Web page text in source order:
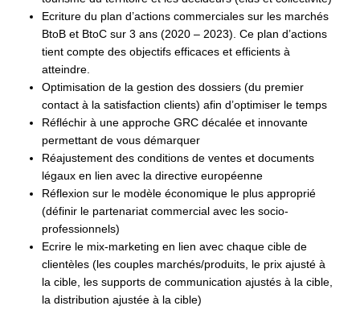
Ecriture du plan d’actions commerciales sur les marchés
BtoB et BtoC sur 3 ans (2020 – 2023). Ce plan d’actions
tient compte des objectifs efficaces et efficients à
atteindre.
Optimisation de la gestion des dossiers (du premier
contact à la satisfaction clients) afin d’optimiser le temps
Réfléchir à une approche GRC décalée et innovante
permettant de vous démarquer
Réajustement des conditions de ventes et documents
légaux en lien avec la directive européenne
Réflexion sur le modèle économique le plus approprié
(définir le partenariat commercial avec les socio-
professionnels)
Ecrire le mix-marketing en lien avec chaque cible de
clientèles (les couples marchés/produits, le prix ajusté à
la cible, les supports de communication ajustés à la cible,
la distribution ajustée à la cible)